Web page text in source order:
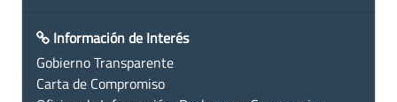
Información de Interés
Gobierno Transparente
Carta de Compromiso